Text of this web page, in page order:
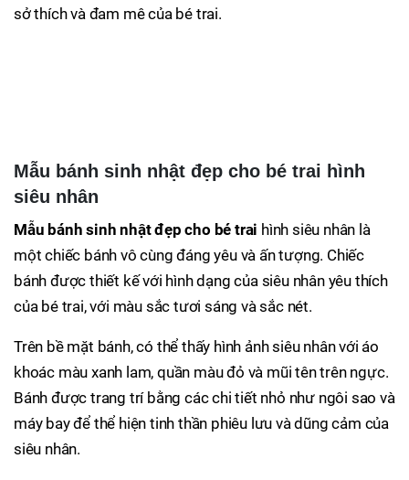
sở thích và đam mê của bé trai.
Mẫu bánh sinh nhật đẹp cho bé trai hình
siêu nhân
Mẫu bánh sinh nhật đẹp cho bé trai hình siêu nhân là
một chiếc bánh vô cùng đáng yêu và ấn tượng. Chiếc
bánh được thiết kế với hình dạng của siêu nhân yêu thích
của bé trai, với màu sắc tươi sáng và sắc nét.
Trên bề mặt bánh, có thể thấy hình ảnh siêu nhân với áo
khoác màu xanh lam, quần màu đỏ và mũi tên trên ngực.
Bánh được trang trí bằng các chi tiết nhỏ như ngôi sao và
máy bay để thể hiện tinh thần phiêu lưu và dũng cảm của
siêu nhân.